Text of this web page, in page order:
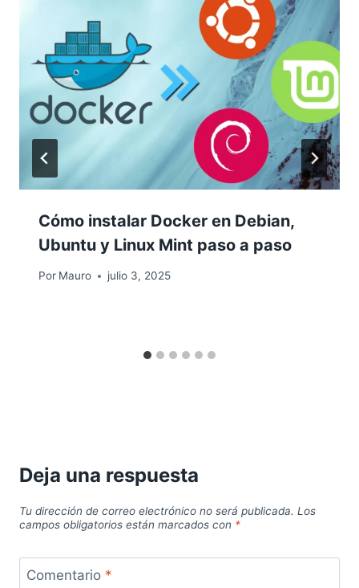
Cómo instalar Docker en Debian,
Ubuntu y Linux Mint paso a paso
Por Mauro julio 3, 2025
Deja una respuesta
Tu dirección de correo electrónico no será publicada. Los
campos obligatorios están marcados con *
Comentario *